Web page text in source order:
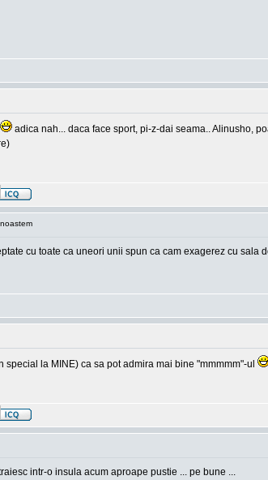
adica nah... daca face sport, pi-z-dai seama.. Alinusho,
cu toate ca uneori unii spun ca cam exagerez cu
la MINE) ca sa pot admira mai bine "mmmmm"-ul
intr-o insula acum aproape pustie ... pe bune ...